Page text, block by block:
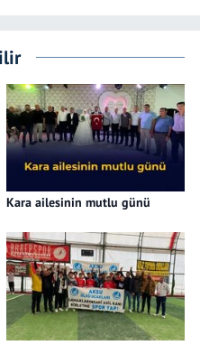
Kara ailesinin mutlu günü